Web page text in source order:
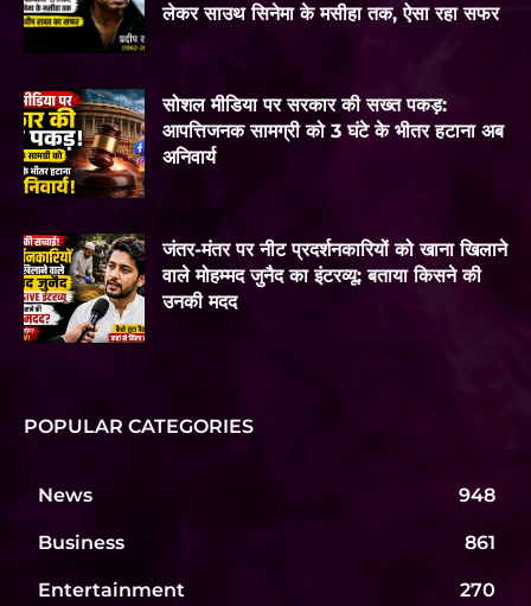
लेकर साउथ सिनेमा के मसीहा तक, ऐसा रहा सफर
सोशल मीडिया पर सरकार की सख्त पकड़:
आपत्तिजनक सामग्री को 3 घंटे के भीतर हटाना अब
अनिवार्य
जंतर-मंतर पर नीट प्रदर्शनकारियों को खाना खिलाने
वाले मोहम्मद जुनैद का इंटरव्यू: बताया किसने की
उनकी मदद
POPULAR CATEGORIES
News 948
Business 861
Entertainment 270